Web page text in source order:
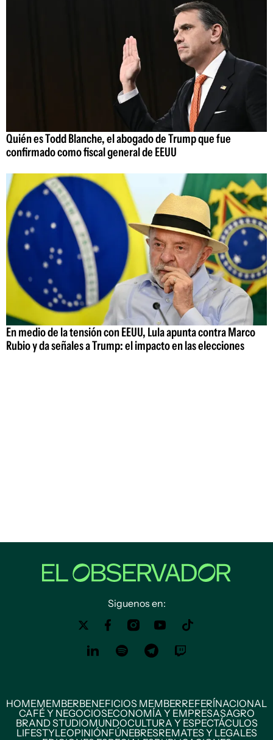
Quién es Todd Blanche, el abogado de Trump que fue
confirmado como fiscal general de EEUU
En medio de la tensión con EEUU, Lula apunta contra Marco
Rubio y da señales a Trump: el impacto en las elecciones
Siguenos en:
HOMEMEMBERBENEFICIOS MEMBERREFERÍNACIONAL
CAFÉ Y NEGOCIOSECONOMÍA Y EMPRESASAGRO
BRAND STUDIOMUNDOCULTURA Y ESPECTÁCULOS
LIFESTYLEOPINIÓNFÚNEBRESREMATES Y LEGALES